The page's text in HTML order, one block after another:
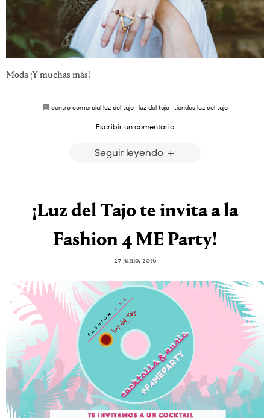
Moda ¡Y muchas más!
centro comercial luz del tajo · luz del tajo · tiendas luz del tajo
Escribir un comentario
Seguir leyendo
¡Luz del Tajo te invita a la
Fashion 4 ME Party!
27 junio, 2016